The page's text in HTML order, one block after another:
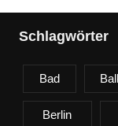
Schlagwörter
Bad
Berlin